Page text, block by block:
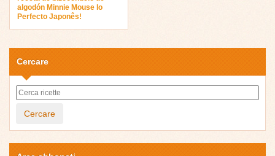
algodón Minnie Mouse lo
Perfecto Japonês!
Cercare
Cercare